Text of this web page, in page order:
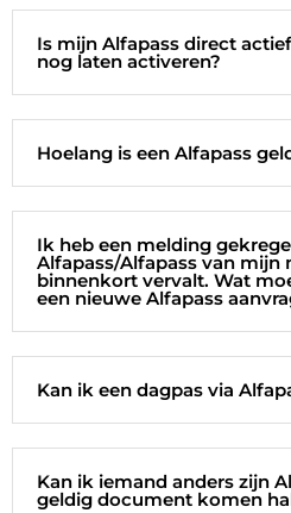
Is mijn Alfapass direct
nog laten activeren?
Hoelang is een Alfapass
Ik heb een melding
Alfapass/Alfapass van mijn
binnenkort vervalt. Wat
een nieuwe Alfapass
Kan ik een dagpas via
Kan ik iemand anders zijn
geldig document komen